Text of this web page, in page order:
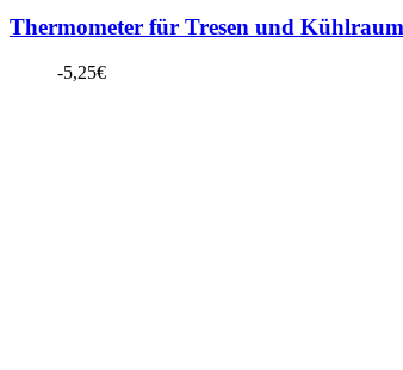
Thermometer für Tresen und
-5,25€